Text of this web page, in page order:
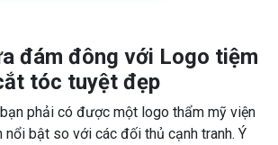
đám đông với Logo tiệm
tóc tuyệt đẹp
phải có được một logo thẩm mỹ viện
nổi bật so với các đối thủ cạnh tranh. Ý